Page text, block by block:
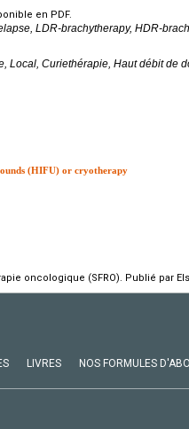
en PDF.
LDR-brachytherapy, HDR-
Local, Curiethérapie, Haut débit de
(HIFU) or cryotherapy
oncologique (SFRO). Publié par
LIVRES NOS FORMULES